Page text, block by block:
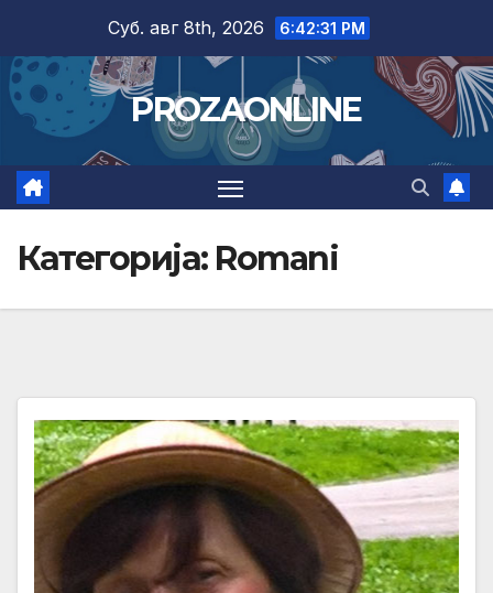
content
Суб. авг 8th, 2026 6:42:32 PM
PROZAONLINE
Категорија: Romani